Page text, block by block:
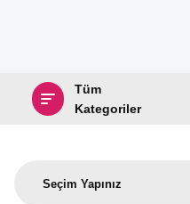
Tüm
Kategoriler